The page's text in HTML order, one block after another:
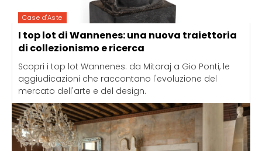
Case d'Aste
I top lot di Wannenes: una nuova traiettoria
di collezionismo e ricerca
Scopri i top lot Wannenes: da Mitoraj a Gio Ponti, le
aggiudicazioni che raccontano l'evoluzione del
mercato dell'arte e del design.